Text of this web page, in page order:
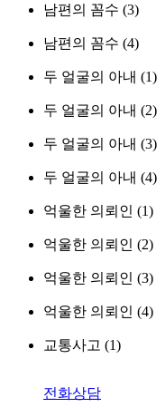
남편의 꼼수 (3)
남편의 꼼수 (4)
두 얼굴의 아내 (1)
두 얼굴의 아내 (2)
두 얼굴의 아내 (3)
두 얼굴의 아내 (4)
억울한 의뢰인 (1)
억울한 의뢰인 (2)
억울한 의뢰인 (3)
억울한 의뢰인 (4)
교통사고 (1)
전화상담